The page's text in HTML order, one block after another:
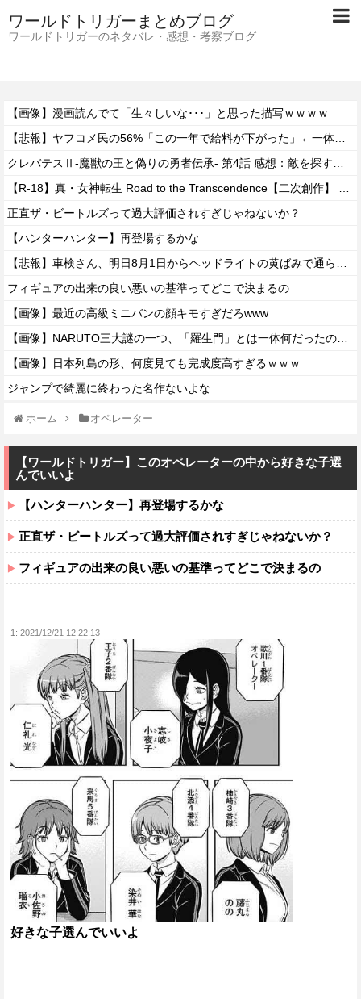
ワールドトリガーまとめブログ
ワールドトリガーのネタバレ・感想・考察ブログ
【画像】漫画読んでて「生々しいな･･･」と思った描写ｗｗｗｗ
正直ザ・ビートルズって過大評価されすぎじゃねないか？
【ハンターハンター】再登場するかな
フィギュアの出来の良い悪いの基準ってどこで決まるの
【画像】最近の高級ミニバンの顔キモすぎだろwww
【画像】日本列島の形、何度見ても完成度高すぎるｗｗｗ
ジャンプで綺麗に終わった名作ないよな
ホーム オペレーター
【ワールドトリガー】このオペレーターの中から好きな子選
んでいいよ
【ハンターハンター】再登場するかな
正直ザ・ビートルズって過大評価されすぎじゃねないか？
フィギュアの出来の良い悪いの基準ってどこで決まるの
1: 2021/12/21 12:22:13
好きな子選んでいいよ